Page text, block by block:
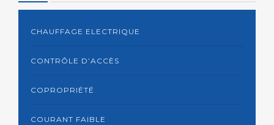
CHAUFFAGE ELECTRIQUE
CONTRÔLE D’ACCÈS
COPROPRIÉTÉ
COURANT FAIBLE